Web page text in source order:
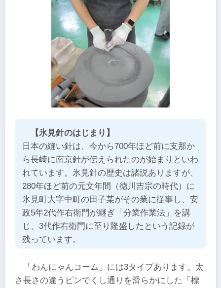
【氷見針のはじまり】
日本の縫い針は、今から700年ほど前に支那か
ら長崎に南京針が伝えられたのが始まりといわ
れています。氷見針の歴史は諸説ありますが、
280年ほど前の元文年間（徳川吉宗の時代）に
氷見町大字中町の田子某がその業に従事し、安
政5年2代作右衛門が継ぎ「分業作業法」を講
じ、3代作右衛門に至り隆盛したという記録が
残っています。
「わんにゃんコーム」には3タイプあります。太
さ長さの違うピンでくし通りを滑らかにした「標